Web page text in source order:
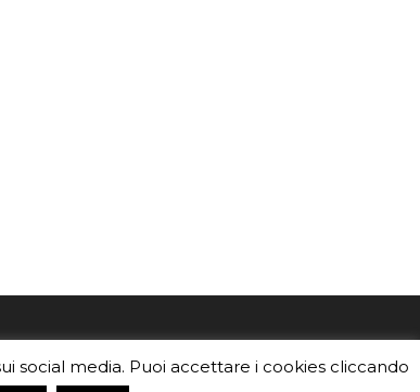
brochureda distribuire nella tua
social media. Puoi accettare i cookies cliccando